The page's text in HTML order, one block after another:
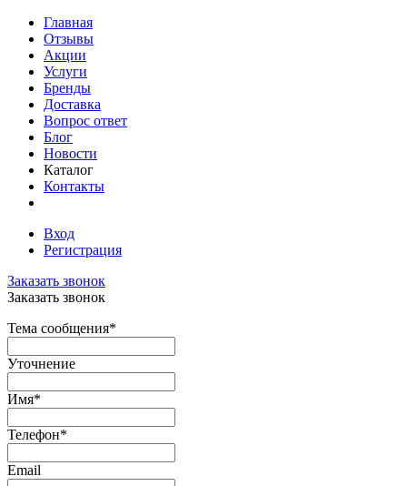
Главная
Отзывы
Акции
Услуги
Бренды
Доставка
Вопрос ответ
Блог
Новости
Каталог
Контакты
Вход
Регистрация
Заказать звонок
Заказать звонок
Тема сообщения*
Уточнение
Имя*
Телефон*
Email